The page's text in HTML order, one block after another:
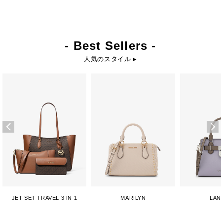
- Best Sellers -
人気のスタイル ▸
JET SET TRAVEL 3 IN 1 MARILYN